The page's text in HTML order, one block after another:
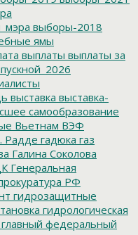
выборы-2018
ямы
выплаты выплаты за
выставка выставка-
самообразование
Вьетнам ВЭФ
Радде гадюка газ
Галина Соколова
Генеральная
РФ
гидрозащитные
гидрологическая
главный федеральный